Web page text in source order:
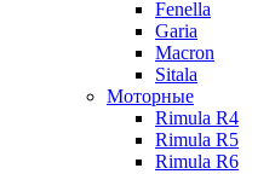
Fenella
Garia
Macron
Sitala
Моторные
Rimula R4
Rimula R5
Rimula R6